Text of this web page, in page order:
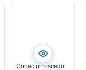
Conector roscado